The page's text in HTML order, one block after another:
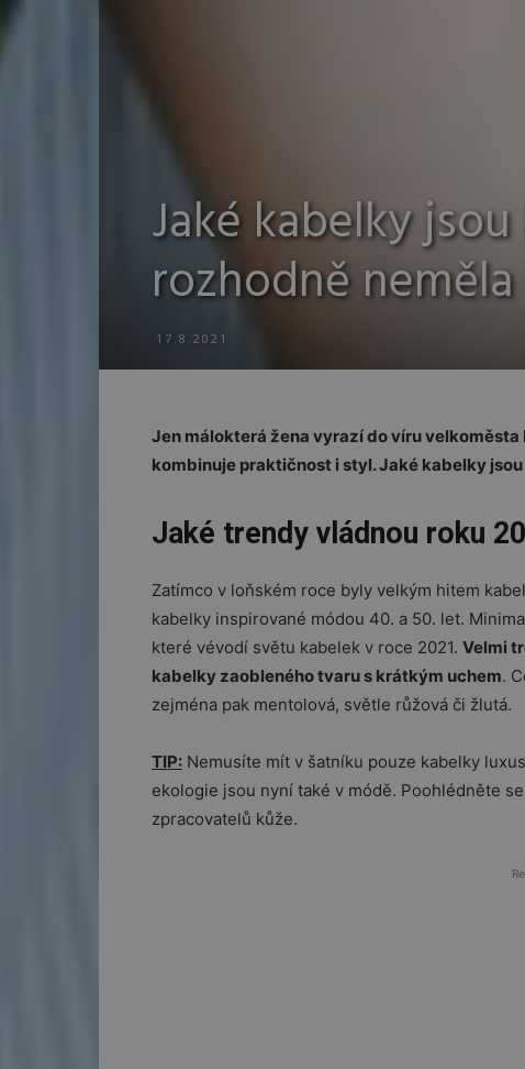
Jaké kabelky
rozhodně
17.8.2021
Jen málokterá žena vyrazí do víru
kombinuje praktičnost i styl. Jaké kabelky
Jaké trendy vládnou roku
Zatímco v loňském roce byly velkým hitem
kabelky inspirované módou 40. a 50. let.
které vévodí světu kabelek v roce 2021. Velmi
kabelky zaobleného tvaru s krátkým uchem.
zejména pak mentolová, světle růžová či žlutá.
TIP: Nemusíte mít v šatníku pouze kabelky
ekologie jsou nyní také v módě. Poohlédněte
zpracovatelů kůže.